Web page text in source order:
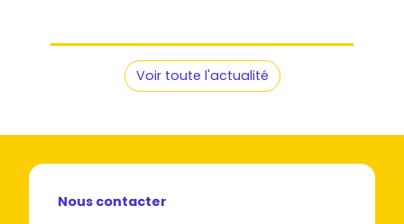
Voir toute l'actualité
Nous contacter